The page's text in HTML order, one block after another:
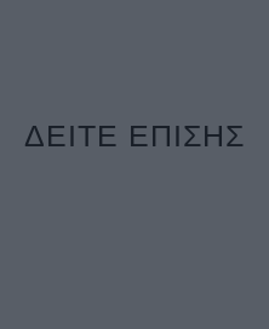
ΔΕΙΤΕ ΕΠΙΣΗΣ